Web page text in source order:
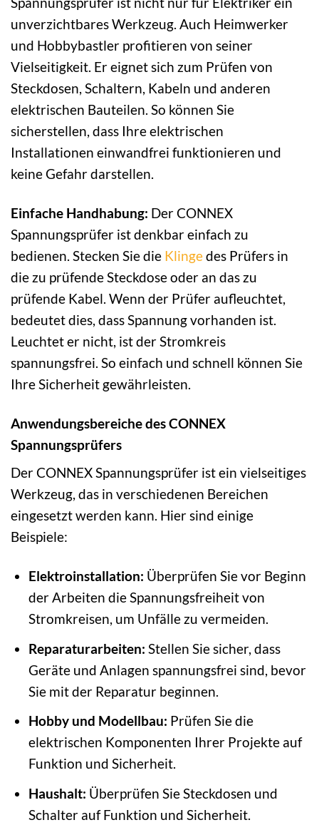
unverzichtbares Werkzeug. Auch Heimwerker
und Hobbybastler profitieren von seiner
Vielseitigkeit. Er eignet sich zum Prüfen von
Steckdosen, Schaltern, Kabeln und anderen
elektrischen Bauteilen. So können Sie
sicherstellen, dass Ihre elektrischen
Installationen einwandfrei funktionieren und
keine Gefahr darstellen.
Einfache Handhabung: Der CONNEX
Spannungsprüfer ist denkbar einfach zu
bedienen. Stecken Sie die Klingedes Prüfers in
die zu prüfende Steckdose oder an das zu
prüfende Kabel. Wenn der Prüfer aufleuchtet,
bedeutet dies, dass Spannung vorhanden ist.
Leuchtet er nicht, ist der Stromkreis
spannungsfrei. So einfach und schnell können Sie
Ihre Sicherheit gewährleisten.
Anwendungsbereiche des CONNEX
Spannungsprüfers
Der CONNEX Spannungsprüfer ist ein vielseitiges
Werkzeug, das in verschiedenen Bereichen
eingesetzt werden kann. Hier sind einige
Beispiele:
Elektroinstallation: Überprüfen Sie vor Beginn
der Arbeiten die Spannungsfreiheit von
Stromkreisen, um Unfälle zu vermeiden.
Reparaturarbeiten: Stellen Sie sicher, dass
Geräte und Anlagen spannungsfrei sind, bevor
Sie mit der Reparatur beginnen.
Hobby und Modellbau: Prüfen Sie die
elektrischen Komponenten Ihrer Projekte auf
Funktion und Sicherheit.
Haushalt: Überprüfen Sie Steckdosen und
Schalter auf Funktion und Sicherheit.